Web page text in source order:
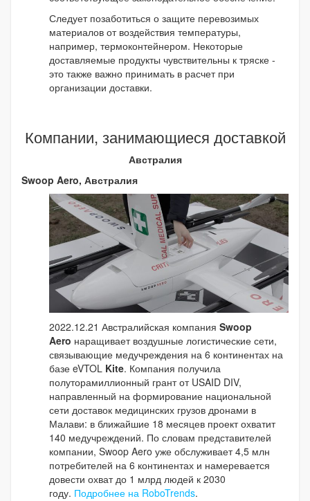
Следует позаботиться о защите перевозимых
материалов от воздействия температуры,
например, термоконтейнером. Некоторые
доставляемые продукты чувствительны к тряске -
это также важно принимать в расчет при
организации доставки.
Компании, занимающиеся доставкой
Австралия
Swoop Aero, Австралия
2022.12.21 Австралийская компания Swoop
Aero наращивает воздушные логистические сети,
связывающие медучреждения на 6 континентах на
базе eVTOL Kite. Компания получила
полуторамиллионный грант от USAID DIV,
направленный на формирование национальной
сети доставок медицинских грузов дронами в
Малави: в ближайшие 18 месяцев проект охватит
140 медучреждений. По словам представителей
компании, Swoop Aero уже обслуживает 4,5 млн
потребителей на 6 континентах и намеревается
довести охват до 1 млрд людей к 2030
году. Подробнее на RoboTrends.